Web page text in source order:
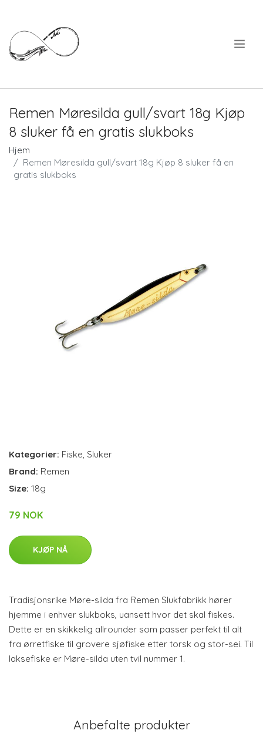
Remen Møresilda gull/svart 18g Kjøp
8 sluker få en gratis slukboks
Hjem
Remen Møresilda gull/svart 18g Kjøp 8 sluker få en
gratis slukboks
Kategorier: Fiske, Sluker
Brand: Remen
Size: 18g
79 NOK
KJØP NÅ
Tradisjonsrike Møre-silda fra Remen Slukfabrikk hører
hjemme i enhver slukboks, uansett hvor det skal fiskes.
Dette er en skikkelig allrounder som passer perfekt til alt
fra ørretfiske til grovere sjøfiske etter torsk og stor-sei. Til
laksefiske er Møre-silda uten tvil nummer 1.
Anbefalte produkter